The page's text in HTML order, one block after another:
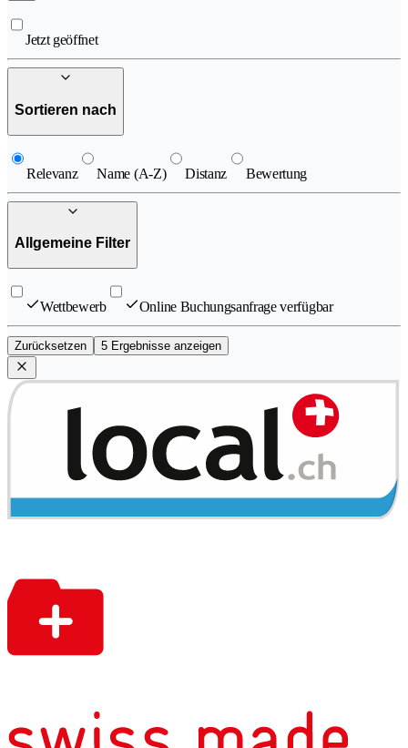
Jetzt geöffnet
Sortieren nach
Relevanz Name (A-Z) Distanz Bewertung
Allgemeine Filter
Wettbewerb Online Buchungsanfrage verfügbar
Zurücksetzen 5 Ergebnisse anzeigen